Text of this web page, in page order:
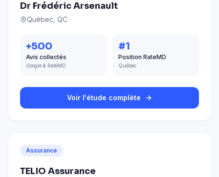
Dr Frédéric Arsenault
Québec, QC
+500
Avis collectés
Google & RateMD
#1
Position RateMD
Québec
Voir l'étude complète
Assurance
TELIO Assurance